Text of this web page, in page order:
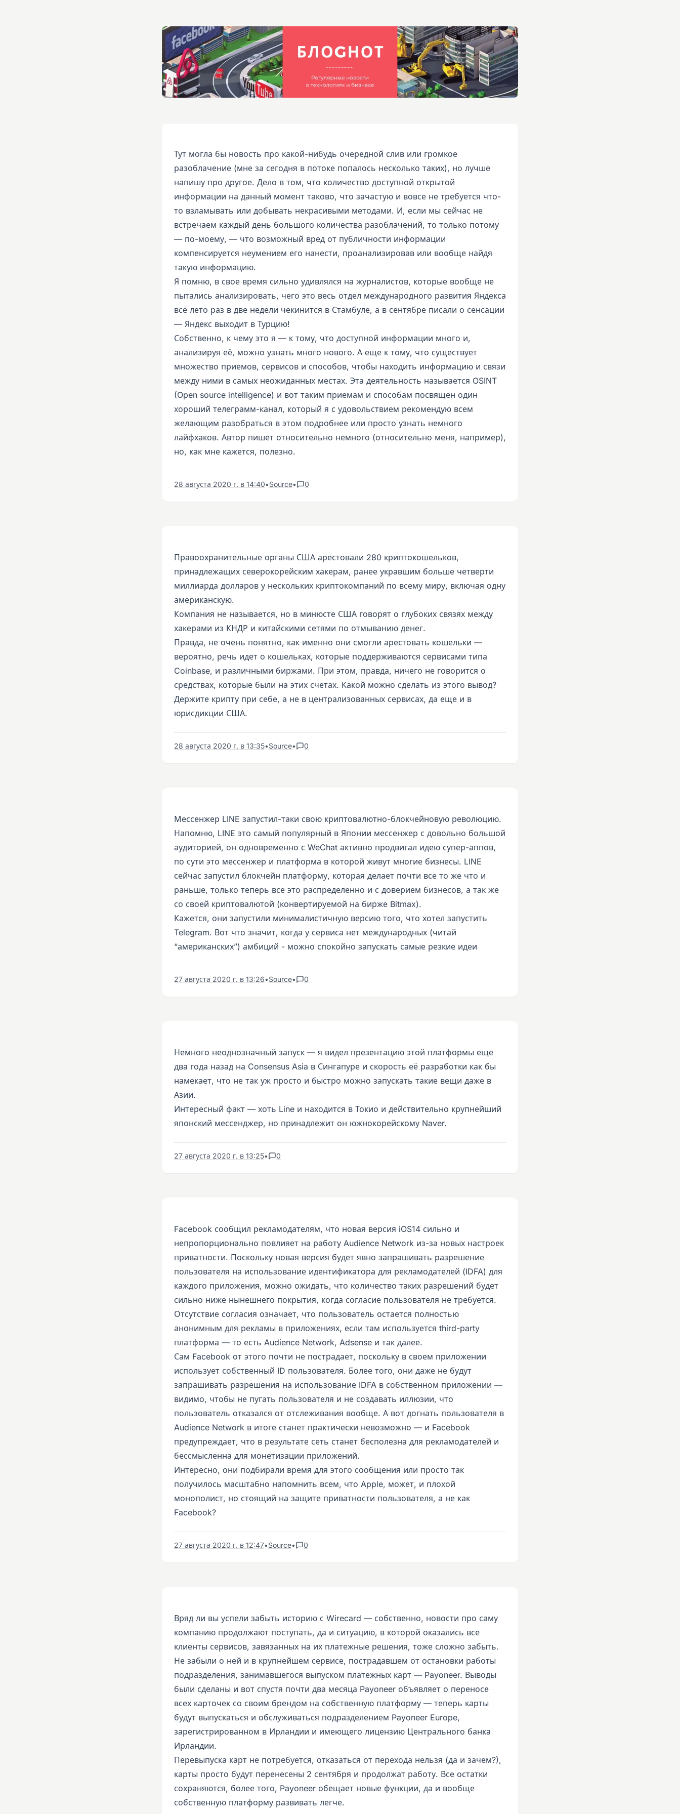
Тут могла бы новость про какой-нибудь очередной слив или громкое
разоблачение (мне за сегодня в потоке попалось несколько таких), но лучше
напишу про другое. Дело в том, что количество доступной открытой
информации на данный момент таково, что зачастую и вовсе не требуется что-
то взламывать или добывать некрасивыми методами. И, если мы сейчас не
встречаем каждый день большого количества разоблачений, то только потому
— по-моему, — что возможный вред от публичности информации
компенсируется неумением его нанести, проанализировав или вообще найдя
такую информацию.
Я помню, в свое время сильно удивлялся на журналистов, которые вообще не
пытались анализировать, чего это весь отдел международного развития Яндекса
всё лето раз в две недели чекинится в Стамбуле, а в сентябре писали о сенсации
— Яндекс выходит в Турцию!
Собственно, к чему это я — к тому, что доступной информации много и,
анализируя её, можно узнать много нового. А еще к тому, что существует
множество приемов, сервисов и способов, чтобы находить информацию и связи
между ними в самых неожиданных местах. Эта деятельность называется OSINT
(Open source intelligence) и вот таким приемам и способам посвящен один
хороший телеграмм-канал, который я с удовольствием рекомендую всем
желающим разобраться в этом подробнее или просто узнать немного
лайфхаков. Автор пишет относительно немного (относительно меня, например),
но, как мне кажется, полезно.
28 августа 2020 г. в 14:40•Source• 0
Правоохранительные органы США арестовали 280 криптокошельков,
принадлежащих северокорейским хакерам, ранее укравшим больше четверти
миллиарда долларов у нескольких криптокомпаний по всему миру, включая одну
американскую.
Компания не называется, но в минюсте США говорят о глубоких связях между
хакерами из КНДР и китайскими сетями по отмыванию денег.
Правда, не очень понятно, как именно они смогли арестовать кошельки —
вероятно, речь идет о кошельках, которые поддерживаются сервисами типа
Coinbase, и различными биржами. При этом, правда, ничего не говорится о
средствах, которые были на этих счетах. Какой можно сделать из этого вывод?
Держите крипту при себе, а не в централизованных сервисах, да еще и в
юрисдикции США.
28 августа 2020 г. в 13:35•Source• 0
Мессенжер LINE запустил-таки свою криптовалютно-блокчейновую революцию.
Напомню, LINE это самый популярный в Японии мессенжер с довольно большой
аудиторией, он одновременно с WeChat активно продвигал идею супер-аппов,
по сути это мессенжер и платформа в которой живут многие бизнесы. LINE
сейчас запустил блокчейн платформу, которая делает почти все то же что и
раньше, только теперь все это распределенно и с доверием бизнесов, а так же
со своей криптовалютой (конвертируемой на бирже Bitmax).
Кажется, они запустили минималистичную версию того, что хотел запустить
Telegram. Вот что значит, когда у сервиса нет международных (читай
“американских”) амбиций - можно спокойно запускать самые резкие идеи
27 августа 2020 г. в 13:26•Source• 0
Немного неоднозначный запуск — я видел презентацию этой платформы еще
два года назад на Consensus Asia в Сингапуре и скорость её разработки как бы
намекает, что не так уж просто и быстро можно запускать такие вещи даже в
Азии.
Интересный факт — хоть Line и находится в Токио и действительно крупнейший
японский мессенджер, но принадлежит он южнокорейскому Naver.
27 августа 2020 г. в 13:25• 0
Facebook сообщил рекламодателям, что новая версия iOS14 сильно и
непропорционально повлияет на работу Audience Network из-за новых настроек
приватности. Поскольку новая версия будет явно запрашивать разрешение
пользователя на использование идентификатора для рекламодателей (IDFA) для
каждого приложения, можно ожидать, что количество таких разрешений будет
сильно ниже нынешнего покрытия, когда согласие пользователя не требуется.
Отсутствие согласия означает, что пользователь остается полностью
анонимным для рекламы в приложениях, если там используется third-party
платформа — то есть Audience Network, Adsense и так далее.
Сам Facebook от этого почти не пострадает, поскольку в своем приложении
использует собственный ID пользователя. Более того, они даже не будут
запрашивать разрешения на использование IDFA в собственном приложении —
видимо, чтобы не пугать пользователя и не создавать иллюзии, что
пользователь отказался от отслеживания вообще. А вот догнать пользователя в
Audience Network в итоге станет практически невозможно — и Facebook
предупреждает, что в результате сеть станет бесполезна для рекламодателей и
бессмысленна для монетизации приложений.
Интересно, они подбирали время для этого сообщения или просто так
получилось масштабно напомнить всем, что Apple, может, и плохой
монополист, но стоящий на защите приватности пользователя, а не как
Facebook?
27 августа 2020 г. в 12:47•Source• 0
Вряд ли вы успели забыть историю с Wirecard — собственно, новости про саму
компанию продолжают поступать, да и ситуацию, в которой оказались все
клиенты сервисов, завязанных на их платежные решения, тоже сложно забыть.
Не забыли о ней и в крупнейшем сервисе, пострадавшем от остановки работы
подразделения, занимавшегося выпуском платежных карт — Payoneer. Выводы
были сделаны и вот спустя почти два месяца Payoneer объявляет о переносе
всех карточек со своим брендом на собственную платформу — теперь карты
будут выпускаться и обслуживаться подразделением Payoneer Europe,
зарегистрированном в Ирландии и имеющего лицензию Центрального банка
Ирландии.
Перевыпуска карт не потребуется, отказаться от перехода нельзя (да и зачем?),
карты просто будут перенесены 2 сентября и продолжат работу. Все остатки
сохраняются, более того, Payoneer обещает новые функции, да и вообще
собственную платформу развивать легче.